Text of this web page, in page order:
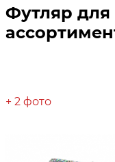
Футляр для
+ 2 фото